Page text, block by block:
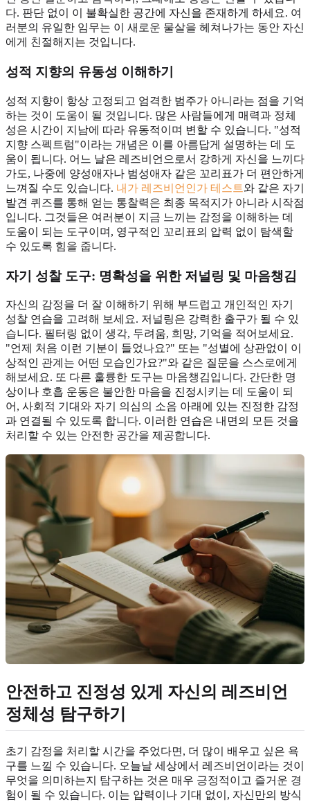
다. 판단 없이 이 불확실한 공간에 자신을 존재하게 하세요. 여
러분의 유일한 임무는 이 새로운 물살을 헤쳐나가는 동안 자신
에게 친절해지는 것입니다.
성적 지향의 유동성 이해하기
성적 지향이 항상 고정되고 엄격한 범주가 아니라는 점을 기억
하는 것이 도움이 될 것입니다. 많은 사람들에게 매력과 정체
성은 시간이 지남에 따라 유동적이며 변할 수 있습니다. "성적
지향 스펙트럼"이라는 개념은 이를 아름답게 설명하는 데 도
움이 됩니다. 어느 날은 레즈비언으로서 강하게 자신을 느끼다
가도, 나중에 양성애자나 범성애자 같은 꼬리표가 더 편안하게
느껴질 수도 있습니다. 내가 레즈비언인가 테스트 와 같은 자기
발견 퀴즈를 통해 얻는 통찰력은 최종 목적지가 아니라 시작점
입니다. 그것들은 여러분이 지금 느끼는 감정을 이해하는 데
도움이 되는 도구이며, 영구적인 꼬리표의 압력 없이 탐색할
수 있도록 힘을 줍니다.
자기 성찰 도구: 명확성을 위한 저널링 및 마음챙김
자신의 감정을 더 잘 이해하기 위해 부드럽고 개인적인 자기
성찰 연습을 고려해 보세요. 저널링은 강력한 출구가 될 수 있
습니다. 필터링 없이 생각, 두려움, 희망, 기억을 적어보세요.
"언제 처음 이런 기분이 들었나요?" 또는 "성별에 상관없이 이
상적인 관계는 어떤 모습인가요?"와 같은 질문을 스스로에게
해보세요. 또 다른 훌륭한 도구는 마음챙김입니다. 간단한 명
상이나 호흡 운동은 불안한 마음을 진정시키는 데 도움이 되
어, 사회적 기대와 자기 의심의 소음 아래에 있는 진정한 감정
과 연결될 수 있도록 합니다. 이러한 연습은 내면의 모든 것을
처리할 수 있는 안전한 공간을 제공합니다.
안전하고 진정성 있게 자신의 레즈비언
정체성 탐구하기
초기 감정을 처리할 시간을 주었다면, 더 많이 배우고 싶은 욕
구를 느낄 수 있습니다. 오늘날 세상에서 레즈비언이라는 것이
무엇을 의미하는지 탐구하는 것은 매우 긍정적이고 즐거운 경
험이 될 수 있습니다. 이는 압력이나 기대 없이, 자신만의 방식